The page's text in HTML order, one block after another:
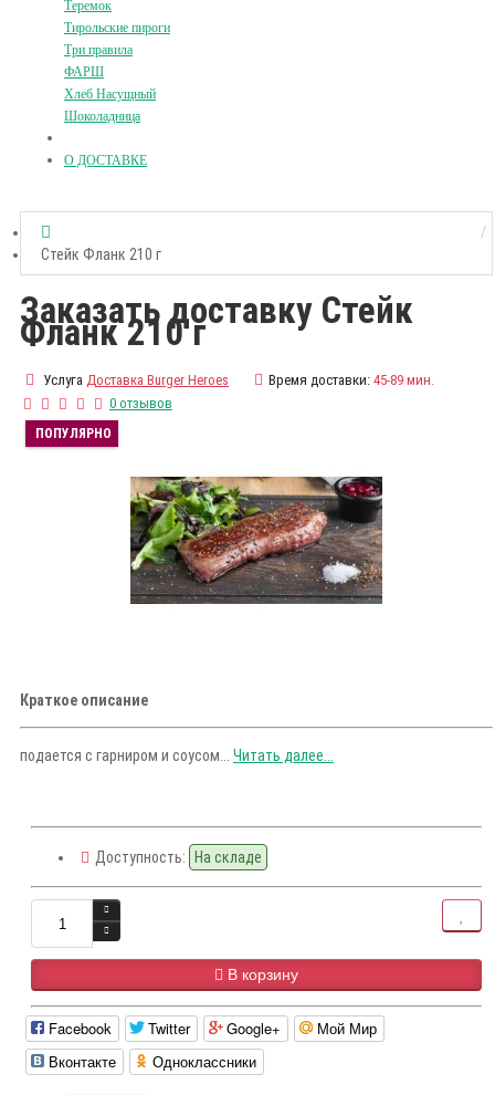
Теремок
Тирольские пироги
Три правила
ФАРШ
Хлеб Насущный
Шоколадница
О ДОСТАВКЕ
Стейк Фланк 210 г
Заказать доставку Стейк
Фланк 210 г
Услуга Доставка Burger Heroes Время доставки: 45-89 мин.
0 отзывов
ПОПУЛЯРНО
Краткое описание
подается с гарниром и соусом... Читать далее...
Доступность: На складе
В корзину
Facebook Twitter Google+
Мой Мир
Вконтакте
Одноклассники